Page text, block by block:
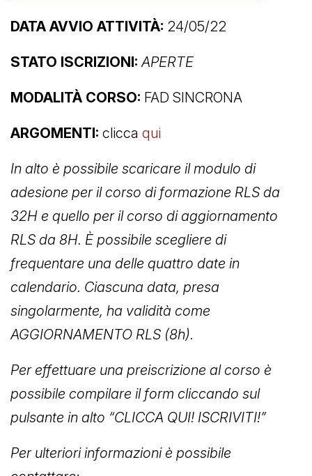
DATA AVVIO ATTIVITÀ: 24/05/22
STATO ISCRIZIONI: APERTE
MODALITÀ CORSO: FAD SINCRONA
ARGOMENTI: clicca qui
In alto è possibile scaricare il modulo di
adesione per il corso di formazione RLS da
32H e quello per il corso di aggiornamento
RLS da 8H. È possibile scegliere di
frequentare una delle quattro date in
calendario. Ciascuna data, presa
singolarmente, ha validità come
AGGIORNAMENTO RLS (8h).
Per effettuare una preiscrizione al corso è
possibile compilare il form cliccando sul
pulsante in alto “CLICCA QUI! ISCRIVITI!”
Per ulteriori informazioni è possibile